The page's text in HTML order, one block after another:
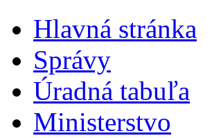
Hlavná stránka
Správy
Úradná tabuľa
Ministerstvo